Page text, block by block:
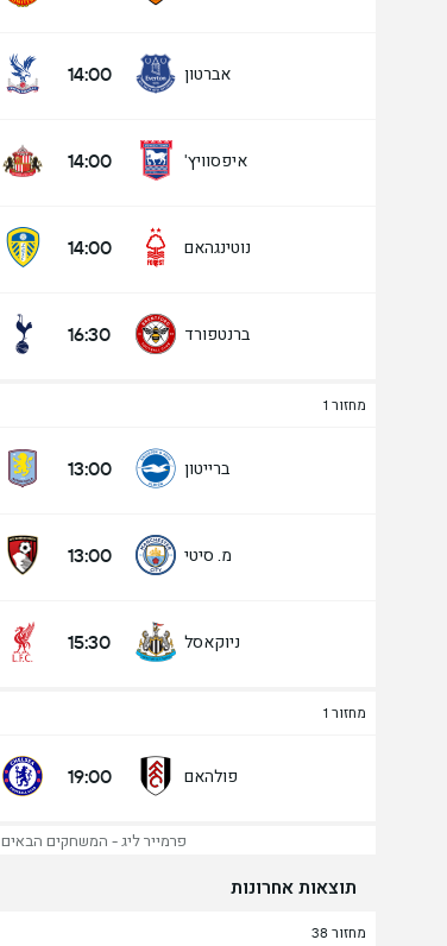
אברטון 14:00
איפסוויץ' 14:00
נוטינגהאם 14:00
ברנטפורד 16:30
מחזור 1
ברייטון 13:00
מ. סיטי 13:00
ניוקאסל 15:30
מחזור 1
פולהאם 19:00
פרמייר ליג - המשחקים הבאים
תוצאות אחרונות
מחזור 38
מעל